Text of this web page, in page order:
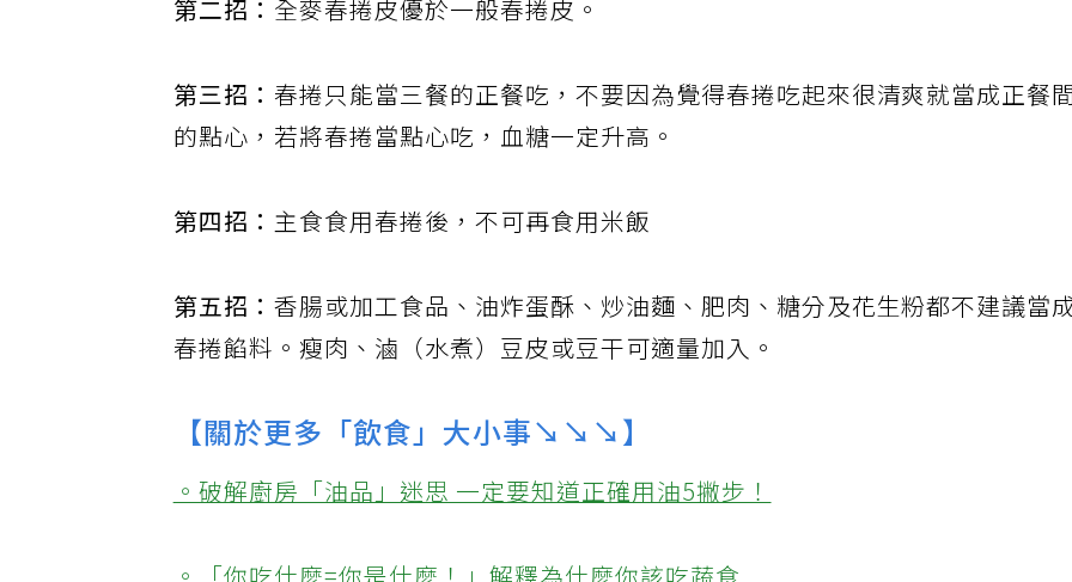
第二招： 全麥春捲皮優於一般春捲皮。
第三招： 春捲只能當三餐的正餐吃，不要因為覺得春捲吃起來很清爽就當成正餐
的點心，若將春捲當點心吃，血糖一定升高。
第四招：主食食用春捲後，不可再食用米飯
第五招： 香腸或加工食品、油炸蛋酥、炒油麵、肥肉、糖分及花生粉都不建議當
春捲餡料。瘦肉、滷（水煮）豆皮或豆干可適量加入。
【關於更多「飲食」大小事↘↘↘】
。破解廚房「油品」迷思 一定要知道正確用油5撇步！